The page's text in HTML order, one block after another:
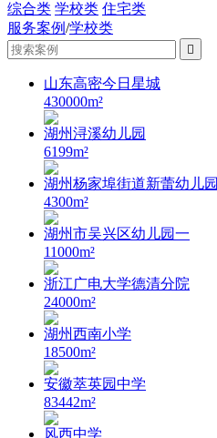
综合类 学校类 住宅类
服务案例/学校类

山东高密今日星城
430000m²
湖州浔溪幼儿园
6199m²
湖州杨家埠街道新蕾幼儿园
4300m²
湖州市吴兴区幼儿园一
11000m²
浙江广电大学德清分院
24000m²
湖州西南小学
18500m²
安徽萃英园中学
83442m²
风西中学